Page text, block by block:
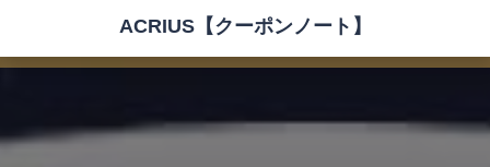
ACRIUS【クーポンノート】